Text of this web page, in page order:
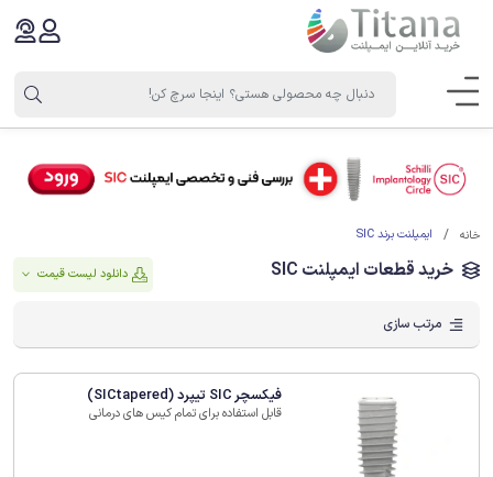
خانه ایمپلنت برند SIC
خرید قطعات ایمپلنت SIC دانلود لیست قیمت
مرتب سازی
فیکسچر SIC تیپرد (SICtapered)
قابل استفاده برای تمام کیس های درمانی